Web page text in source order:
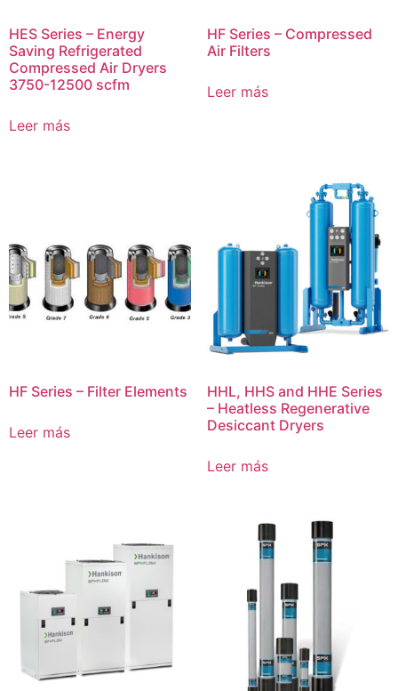
HES Series – Energy
Saving Refrigerated
Compressed Air Dryers
3750-12500 scfm
Leer más
HF Series – Compressed
Air Filters
Leer más
HF Series – Filter Elements
Leer más
HHL, HHS and HHE Series
– Heatless Regenerative
Desiccant Dryers
Leer más